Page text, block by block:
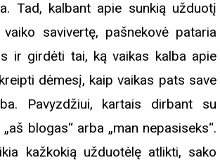
Tad, kalbant apie sunkią užduotį
savivertę, pašnekovė pataria
ir girdėti tai, ką vaikas kalba apie
dėmesį, kaip vaikas pats save
Pavyzdžiui, kartais dirbant su
blogas“ arba „man nepasiseks“.
kažkokią užduotėlę atlikti, sako